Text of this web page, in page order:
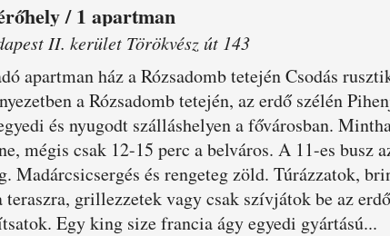
/ 1 apartman
II. kerület Törökvész út 143
apartman ház a Rózsadomb tetején Csodás
a Rózsadomb tetején, az erdő szélén
és nyugodt szálláshelyen a fővárosban.
mégis csak 12-15 perc abelváros. A 11-es busz
Madárcsicsergés és rengeteg zöld. Túrázzatok,
teraszra, grillezzetek vagy csak szívjátok be az
Egy king size francia ágy egyedi gyártású...